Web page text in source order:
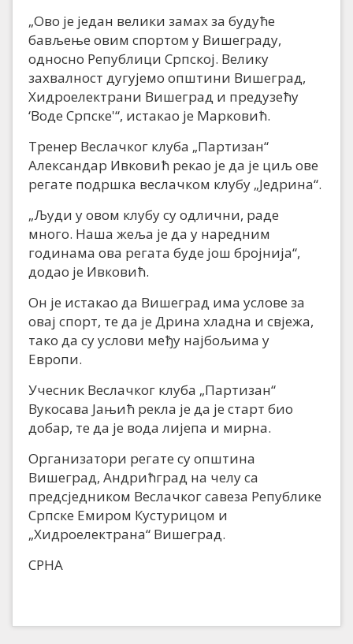
„Ово је један велики замах за будуће
бављење овим спортом у Вишеграду,
односно Републици Српској. Велику
захвалност дугујемо општини Вишеград,
Хидроелектрани Вишеград и предузећу
‘Воде Српске'“, истакао је Марковић.
Тренер Веслачког клуба „Партизан“
Александар Ивковић рекао је да је циљ ове
регате подршка веслачком клубу „Једрина“.
„Људи у овом клубу су одлични, раде
много. Наша жеља је да у наредним
годинама ова регата буде још бројнија“,
додао је Ивковић.
Он је истакао да Вишеград има услове за
овај спорт, те да је Дрина хладна и свјежа,
тако да су услови међу најбољима у
Европи.
Учесник Веслачког клуба „Партизан“
Вукосава Јањић рекла је да је старт био
добар, те да је вода лијепа и мирна.
Организатори регате су општина
Вишеград, Андрићград на челу са
предсједником Веслачког савеза Републике
Српске Емиром Кустурицом и
„Хидроелектрана“ Вишеград.
СРНА